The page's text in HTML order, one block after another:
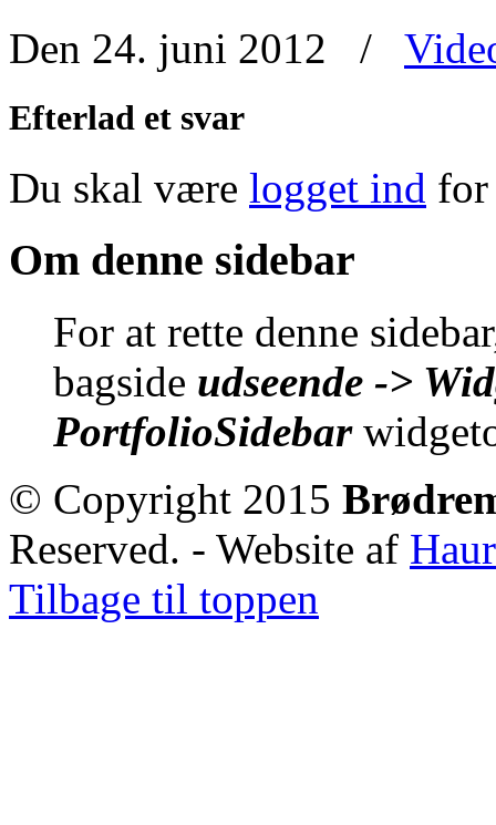
Den 24. juni 2012 /
Efterlad et svar
Du skal være logget ind for
Om denne sidebar
For at rette denne
bagside udseende ->
PortfolioSidebar
© Copyright 2015
Reserved. - Website af
Tilbage til toppen